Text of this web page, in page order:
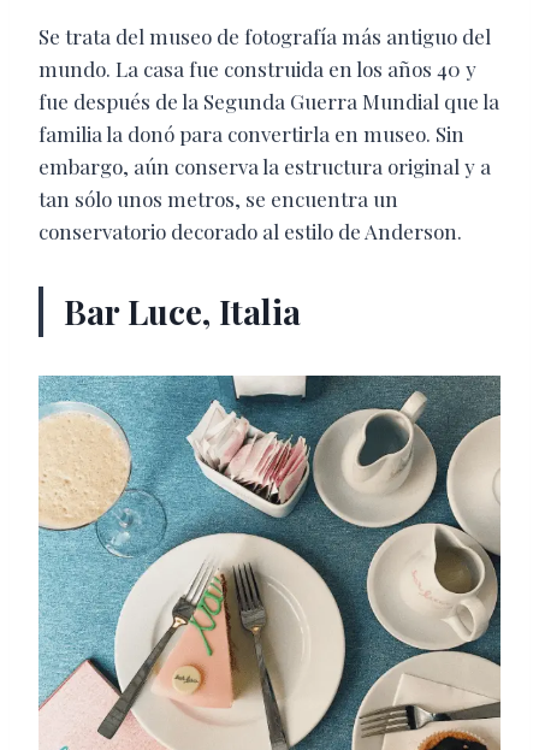
Se trata del museo de fotografía más antiguo del
mundo. La casa fue construida en los años 40 y
fue después de la Segunda Guerra Mundial que la
familia la donó para convertirla en museo. Sin
embargo, aún conserva la estructura original y a
tan sólo unos metros, se encuentra un
conservatorio decorado al estilo de Anderson.
Bar Luce, Italia